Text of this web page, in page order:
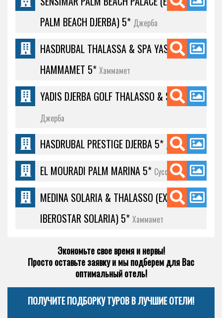
PALM BEACH DJERBA) 5* Джерба
HASDRUBAL THALASSA & SPA YASMINE
HAMMAMET 5* Хаммамет
YADIS DJERBA GOLF THALASSO & SPA 5*
Джерба
HASDRUBAL PRESTIGE DJERBA 5* Джерба
EL MOURADI PALM MARINA 5* Сусс
MEDINA SOLARIA & THALASSO (EX.
IBEROSTAR SOLARIA) 5* Хаммамет
Экономьте свое время и нервы!
Просто оставьте заявку и мы подберем для Вас
оптимальный отель!
ПОЛУЧИТЕ ПОДБОРКУ ТУРОВ В ЛУЧШИЕ ОТЕЛИ!